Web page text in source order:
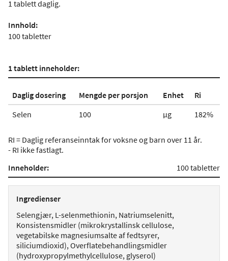
1 tablett daglig.
Innhold:
100 tabletter
1 tablett inneholder:
Daglig dosering Mengde per porsjon Enhet
Ri
Selen
100 µg 182%
RI = Daglig referanseinntak for voksne og barn over 11 år.
- RI ikke fastlagt.
Inneholder:
100 tabletter
Ingredienser
Selengjær, L-selenmethionin, Natriumselenitt,
Konsistensmidler (mikrokrystallinsk cellulose,
vegetabilske magnesiumsalte af fedtsyrer,
siliciumdioxid), Overflatebehandlingsmidler
(hydroxypropylmethylcellulose, glyserol)